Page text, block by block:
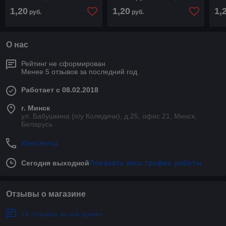
1,20 руб. 1,20руб.
О нас
Рейтинг не сформирован
Менее 5 отзывов за последний год
Работает с 08.02.2018
г. Минск
ул. Бабушкина (п/у Колядичи), д.25, офис 21, Минск,
Беларусь
Контакты
Сегодня выходнойПоказать весь график работы
Отзывы о магазине
14 отзывов за всё время